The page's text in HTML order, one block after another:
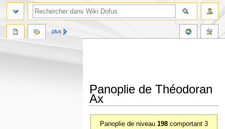
Panoplie de Théodoran
Ax
Panoplie de niveau198 comportant 3
plus